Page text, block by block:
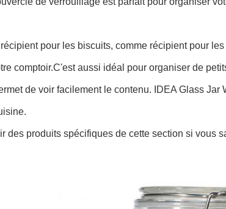
pour les biscuits, comme récipient pour
comptoir.C'est aussi idéal pour organiser de
de voir facilement le contenu. IDEA Glass
des produits spécifiques de cette section si vous